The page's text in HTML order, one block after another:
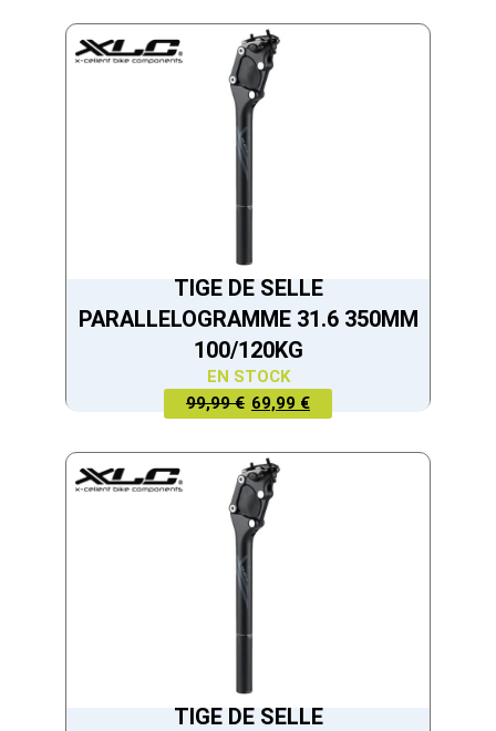
TIGE DE SELLE
PARALLELOGRAMME 31.6 350MM
100/120KG
EN STOCK
99,99 €
LE PRIX
ÉTAIT :
99,99 €.
69,99 €
LE PRIX
EST :
69,99 €.
TIGE DE SELLE